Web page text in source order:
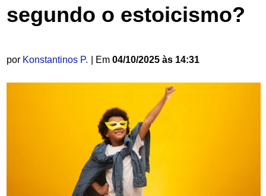
segundo o estoicismo?
por Konstantinos P. | Em 04/10/2025 às 14:31